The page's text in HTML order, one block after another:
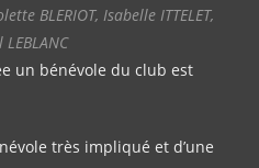
BLERIOT, Isabelle ITTELET,
un bénévole du club est
très impliqué et d’une